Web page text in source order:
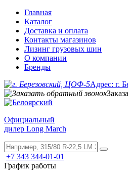
Главная
Каталог
Доставка и оплата
Контакты магазинов
Лизинг грузовых шин
О компании
Бренды
Адрес: г.
Официальный
дилер Long March
+7 343 344-01-01
График работы